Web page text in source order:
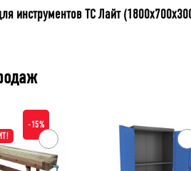
инструментов ТС Лайт
-15%